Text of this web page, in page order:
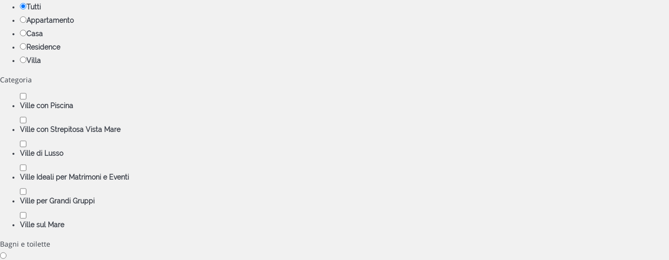
Tutti
Appartamento
Casa
Residence
Villa
Categoria
Ville con Piscina
Ville con Strepitosa Vista Mare
Ville di Lusso
Ville Ideali per Matrimoni e Eventi
Ville per Grandi Gruppi
Ville sul Mare
Bagni e toilette